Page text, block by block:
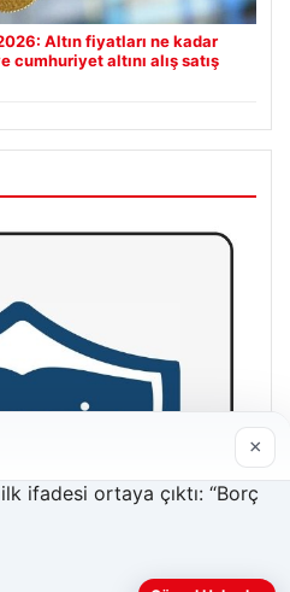
Altın fiyatları ne kadar
cumhuriyet altını alış satış
×